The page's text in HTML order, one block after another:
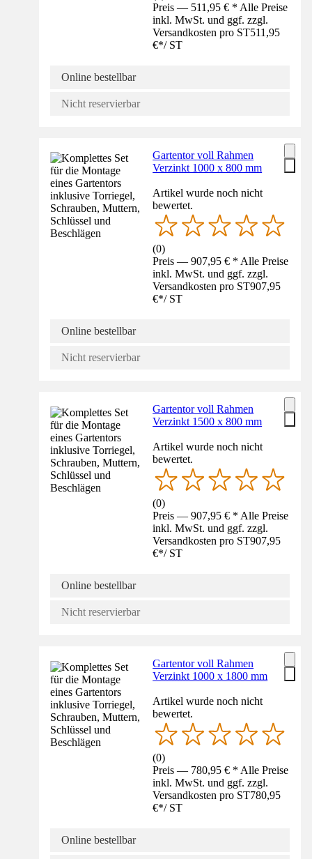
Preis — 511,95 € * Alle Preise
inkl. MwSt. und ggf. zzgl.
Versandkosten pro ST511,95
€*/ ST
Online bestellbar
Nicht reservierbar
Gartentor voll Rahmen
Verzinkt 1000 x 800 mm
Artikel wurde noch nicht
bewertet.
(0)
Preis — 907,95 € * Alle Preise
inkl. MwSt. und ggf. zzgl.
Versandkosten pro ST907,95
€*/ ST
Online bestellbar
Nicht reservierbar
Gartentor voll Rahmen
Verzinkt 1500 x 800 mm
Artikel wurde noch nicht
bewertet.
(0)
Preis — 907,95 € * Alle Preise
inkl. MwSt. und ggf. zzgl.
Versandkosten pro ST907,95
€*/ ST
Online bestellbar
Nicht reservierbar
Gartentor voll Rahmen
Verzinkt 1000 x 1800 mm
Artikel wurde noch nicht
bewertet.
(0)
Preis — 780,95 € * Alle Preise
inkl. MwSt. und ggf. zzgl.
Versandkosten pro ST780,95
€*/ ST
Online bestellbar